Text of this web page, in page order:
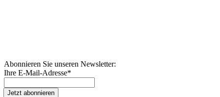
Abonnieren Sie unseren Newsletter:
Ihre E-Mail-Adresse*
Jetzt abonnieren